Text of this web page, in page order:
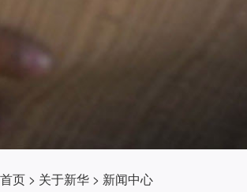
首页 > 关于新华 > 新闻中心